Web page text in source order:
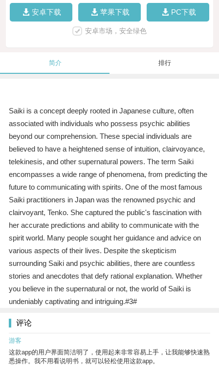
安卓下载 苹果下载 PC下载
安卓市场，安全绿色
简介 排行
Saiki is a concept deeply rooted in Japanese culture, often
associated with individuals who possess psychic abilities
beyond our comprehension. These special individuals are
believed to have a heightened sense of intuition, clairvoyance,
telekinesis, and other supernatural powers. The term Saiki
encompasses a wide range of phenomena, from predicting the
future to communicating with spirits. One of the most famous
Saiki practitioners in Japan was the renowned psychic and
clairvoyant, Tenko. She captured the public's fascination with
her accurate predictions and ability to communicate with the
spirit world. Many people sought her guidance and advice on
various aspects of their lives. Despite the skepticism
surrounding Saiki and psychic abilities, there are countless
stories and anecdotes that defy rational explanation. Whether
you believe in the supernatural or not, the world of Saiki is
undeniably captivating and intriguing.#3#
评论
游客
这款app的用户界面简洁明了，使用起来非常容易上手，让我能够快速熟
悉操作。我不用看说明书，就可以轻松使用这款app。